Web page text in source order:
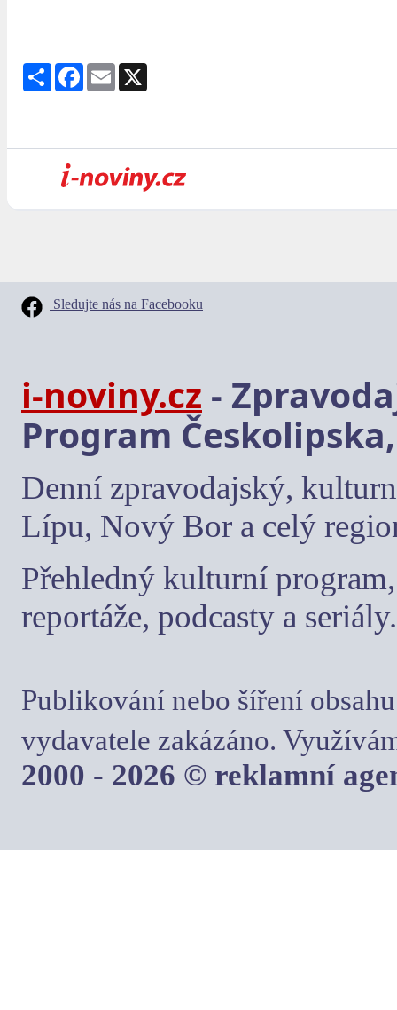
Share Facebook
Email
Sledujte nás na Facebooku
i-noviny.cz -
Program
Denní zpravodajský,
Lípu, Nový Bor a celý
Přehledný kulturní
reportáže, podcasty a seriály.
Publikování nebo šíření
vydavatele zakázáno.
2000 - 2026 © reklamní